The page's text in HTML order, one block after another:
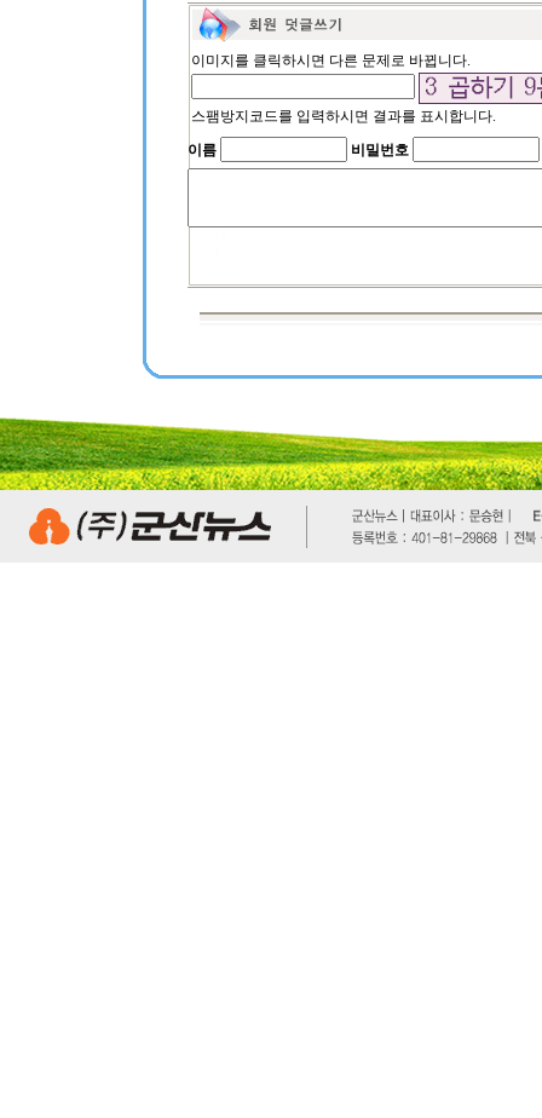
이미지를 클릭하시면 다른 문제로 바뀝니다.
스팸방지코드를 입력하시면 결과를 표시합니다.
이름
비밀번호